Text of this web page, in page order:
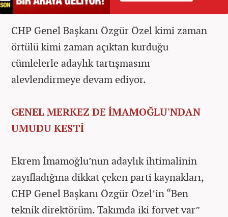
CHP Genel Başkanı Özgür Özel kimi zaman
örtülü kimi zaman açıktan kurduğu
cümlelerle adaylık tartışmasını
alevlendirmeye devam ediyor.
GENEL MERKEZ DE İMAMOĞLU'NDAN
UMUDU KESTİ
Ekrem İmamoğlu’nun adaylık ihtimalinin
zayıfladığına dikkat çeken parti kaynakları,
CHP Genel Başkanı Özgür Özel’in “Ben
teknik direktörüm. Takımda iki forvet var”